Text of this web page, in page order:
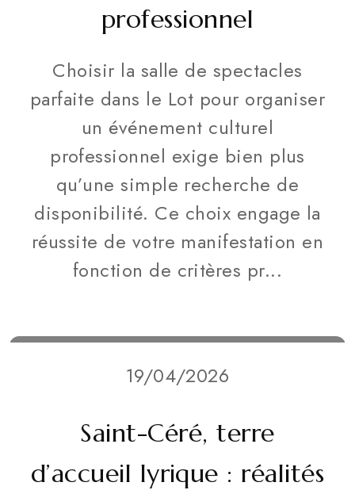
professionnel
Choisir la salle de spectacles
parfaite dans le Lot pour organiser
un événement culturel
professionnel exige bien plus
qu’une simple recherche de
disponibilité. Ce choix engage la
réussite de votre manifestation en
fonction de critères pr...
19/04/2026
Saint-Céré, terre
d’accueil lyrique : réalités